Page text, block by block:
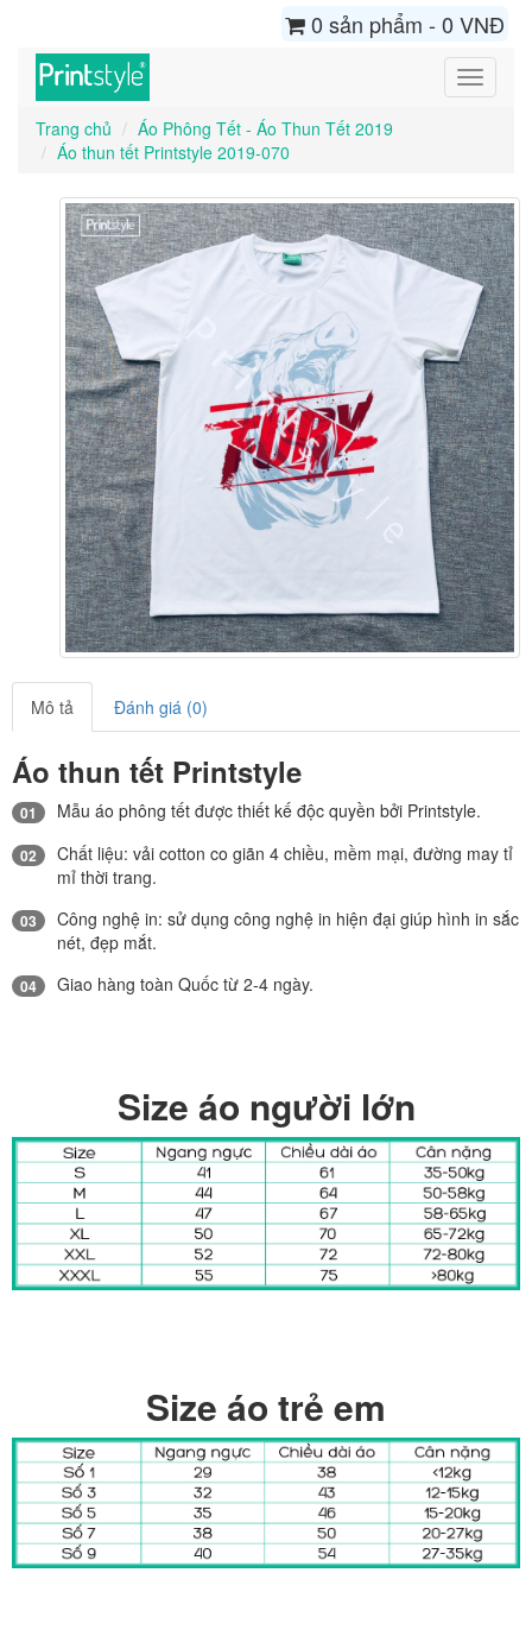
0 sản phẩm - 0 VNĐ
Toggle
Trang chủ
Áo Phông Tết - Áo Thun Tết 2019
Áo thun tết Printstyle 2019-070
Mô tả Đánh giá (0)
Áo thun tết Printstyle
01 Mẫu áo phông tết được thiết kế độc quyền bởi Printstyle.
02
Chất liệu: vải cotton co giãn 4 chiều, mềm mại, đường may tỉ
mỉ thời trang.
03
Công nghệ in: sử dụng công nghệ in hiện đại giúp hình in sắc
nét, đẹp mắt.
04 Giao hàng toàn Quốc từ 2-4 ngày.
Size áo người lớn
Size áo trẻ em